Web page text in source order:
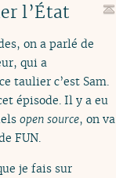
l’État
on a parlé de
qui a
taulier c’est Sam.
épisode. Il y a eu
open source, on va
FUN.
je fais sur